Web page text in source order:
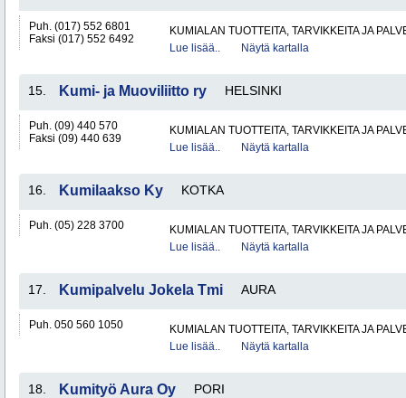
Puh. (017) 552 6801
Faksi (017) 552 6492
KUMIALAN TUOTTEITA, TARVIKKEITA JA
Lue lisää..
Näytä kartalla
15. Kumi- ja Muoviliitto ry HELSINKI
Puh. (09) 440 570
Faksi (09) 440 639
KUMIALAN TUOTTEITA, TARVIKKEITA JA
Lue lisää..
Näytä kartalla
16. Kumilaakso Ky KOTKA
Puh. (05) 228 3700
KUMIALAN TUOTTEITA, TARVIKKEITA JA
Lue lisää..
Näytä kartalla
17. Kumipalvelu Jokela Tmi AURA
Puh. 050 560 1050
KUMIALAN TUOTTEITA, TARVIKKEITA JA
Lue lisää..
Näytä kartalla
18. Kumityö Aura Oy PORI